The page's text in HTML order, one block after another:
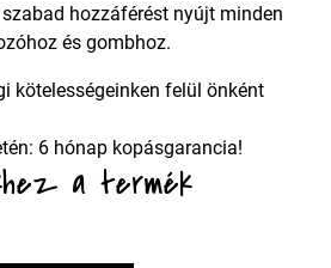
hozzáférést nyújt minden
és gombhoz.
kötelességeinken felül önként
6 hónap kopásgarancia!
a termék